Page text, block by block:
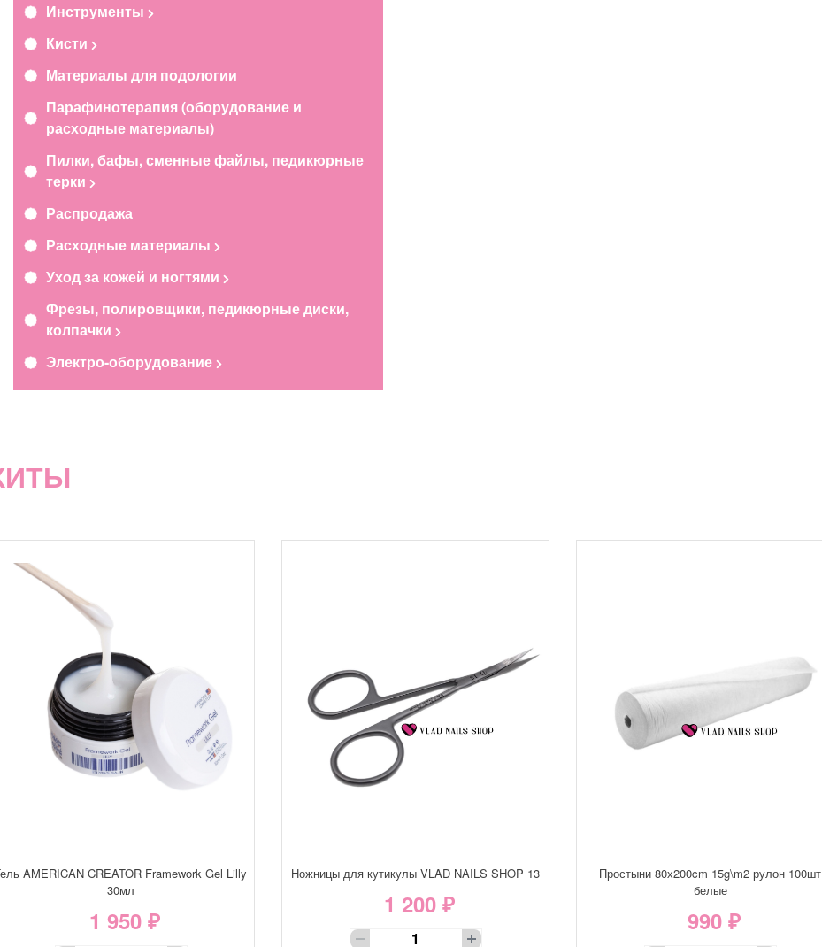
Инструменты
Кисти
Материалы для подологии
Парафинотерапия (оборудование и
расходные материалы)
Пилки, бафы, сменные файлы, педикюрные
терки
Распродажа
Расходные материалы
Уход за кожей и ногтями
Фрезы, полировщики, педикюрные диски,
колпачки
Электро-оборудование
AMERICAN CREATOR Framework Gel Lilly
30мл
1 950 ₽
Ножницы для кутикулы VLAD NAILS SHOP 13
1 200 ₽
Простыни 80х200cm 15g\m2 рулон 100шт
белые
990 ₽